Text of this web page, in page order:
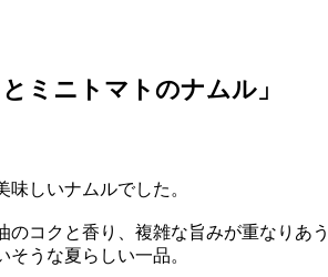
ミニトマトのナムル」
しいナムルでした。
コクと香り、複雑な旨みが重なりあう
うな夏らしい一品。